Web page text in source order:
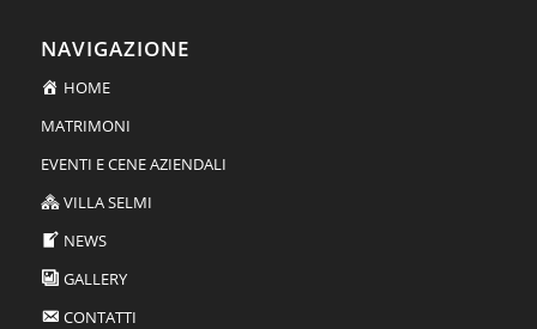
NAVIGAZIONE
HOME
MATRIMONI
EVENTI E CENE AZIENDALI
VILLA SELMI
NEWS
GALLERY
CONTATTI